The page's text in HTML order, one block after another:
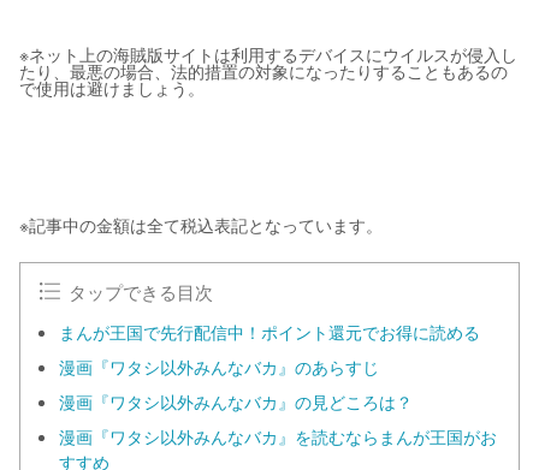
※ネット上の海賊版サイトは利用するデバイスにウイルスが侵入し
たり、最悪の場合、法的措置の対象になったりすることもあるの
で使用は避けましょう。
※記事中の金額は全て税込表記となっています。
タップできる目次
まんが王国で先行配信中！ポイント還元でお得に読める
漫画『ワタシ以外みんなバカ』のあらすじ
漫画『ワタシ以外みんなバカ』の見どころは？
漫画『ワタシ以外みんなバカ』を読むならまんが王国がお
すすめ